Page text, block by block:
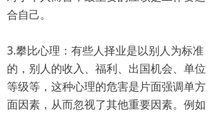
合自己。
3.攀比心理：有些人择业是以别人为标准
的，别人的收入、福利、出国机会、单位
等级等，这种心理的危害是片面强调单方
面因素，从而忽视了其他重要因素。例如